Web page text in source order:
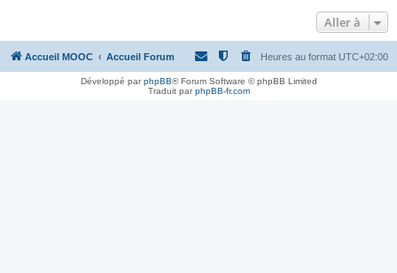
Aller à
Accueil MOOC Accueil Forum Heures au format UTC+02:00
Développé parphpBB® Forum Software © phpBB Limited
Traduit parphpBB-fr.com